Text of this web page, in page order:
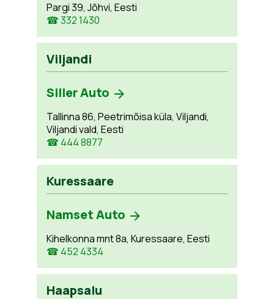
Pargi 39, Jõhvi, Eesti
☎ 332 1430
Viljandi
Siller Auto
Tallinna 86, Peetrimõisa küla, Viljandi,
Viljandi vald, Eesti
☎ 444 8877
Kuressaare
Namset Auto
Kihelkonna mnt 8a, Kuressaare, Eesti
☎ 452 4334
Haapsalu